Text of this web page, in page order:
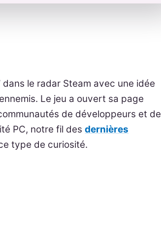
dans le radar Steam avec une idée
Le jeu a ouvert sa page
de développeurs et de
PC, notre fil desdernières
type de curiosité.